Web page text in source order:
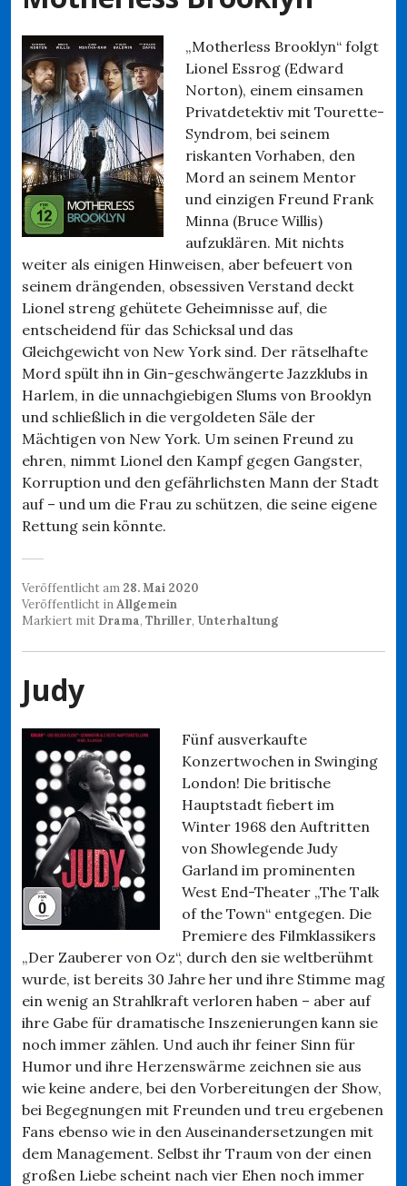
„Motherless Brooklyn“ folgt
Lionel Essrog (Edward
Norton), einem einsamen
Privatdetektiv mit Tourette-
Syndrom, bei seinem
riskanten Vorhaben, den
Mord an seinem Mentor
und einzigen Freund Frank
Minna (Bruce Willis)
aufzuklären. Mit nichts
weiter als einigen Hinweisen, aber befeuert von
seinem drängenden, obsessiven Verstand deckt
Lionel streng gehütete Geheimnisse auf, die
entscheidend für das Schicksal und das
Gleichgewicht von New York sind. Der rätselhafte
Mord spült ihn in Gin-geschwängerte Jazzklubs in
Harlem, in die unnachgiebigen Slums von Brooklyn
und schließlich in die vergoldeten Säle der
Mächtigen von New York. Um seinen Freund zu
ehren, nimmt Lionel den Kampf gegen Gangster,
Korruption und den gefährlichsten Mann der Stadt
auf – und um die Frau zu schützen, die seine eigene
Rettung sein könnte.
Veröffentlicht am 28. Mai 2020
Veröffentlicht inAllgemein
Markiert mit Drama, Thriller, Unterhaltung
Judy
Fünf ausverkaufte
Konzertwochen in Swinging
London! Die britische
Hauptstadt fiebert im
Winter 1968 den Auftritten
von Showlegende Judy
Garland im prominenten
West End-Theater „The Talk
of the Town“ entgegen. Die
Premiere des Filmklassikers
„Der Zauberer von Oz“, durch den sie weltberühmt
wurde, ist bereits 30 Jahre her und ihre Stimme mag
ein wenig an Strahlkraft verloren haben – aber auf
ihre Gabe für dramatische Inszenierungen kann sie
noch immer zählen. Und auch ihr feiner Sinn für
Humor und ihre Herzenswärme zeichnen sie aus
wie keine andere, bei den Vorbereitungen der Show,
bei Begegnungen mit Freunden und treu ergebenen
Fans ebenso wie in den Auseinandersetzungen mit
dem Management. Selbst ihr Traum von der einen
großen Liebe scheint nach vier Ehen noch immer